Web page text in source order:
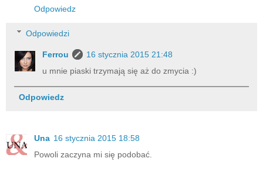
Odpowiedz
Odpowiedzi
Ferrou
16 stycznia 2015 21:48
u mnie piaski trzymają się aż do zmycia :)
Odpowiedz
Una 16 stycznia 2015 18:58
Powoli zaczyna mi się podobać.